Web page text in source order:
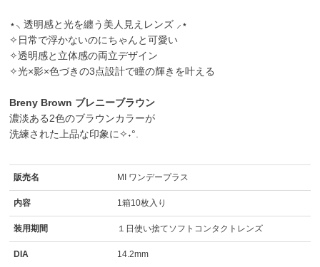
⋆⸜ 透明感と光を纏う美人見えレンズ ⸝⋆
✧日常で浮かないのにちゃんと可愛い
✧透明感と立体感の両立デザイン
✧光×影×色づきの3点設計で瞳の輝きを叶える
Breny Brown ブレニーブラウン
濃淡ある2色のブラウンカラーが
洗練された上品な印象に✧˖°.
販売名 MI ワンデープラス
内容 1箱10枚入り
装用期間 １日使い捨てソフトコンタクトレンズ
DIA 14.2mm